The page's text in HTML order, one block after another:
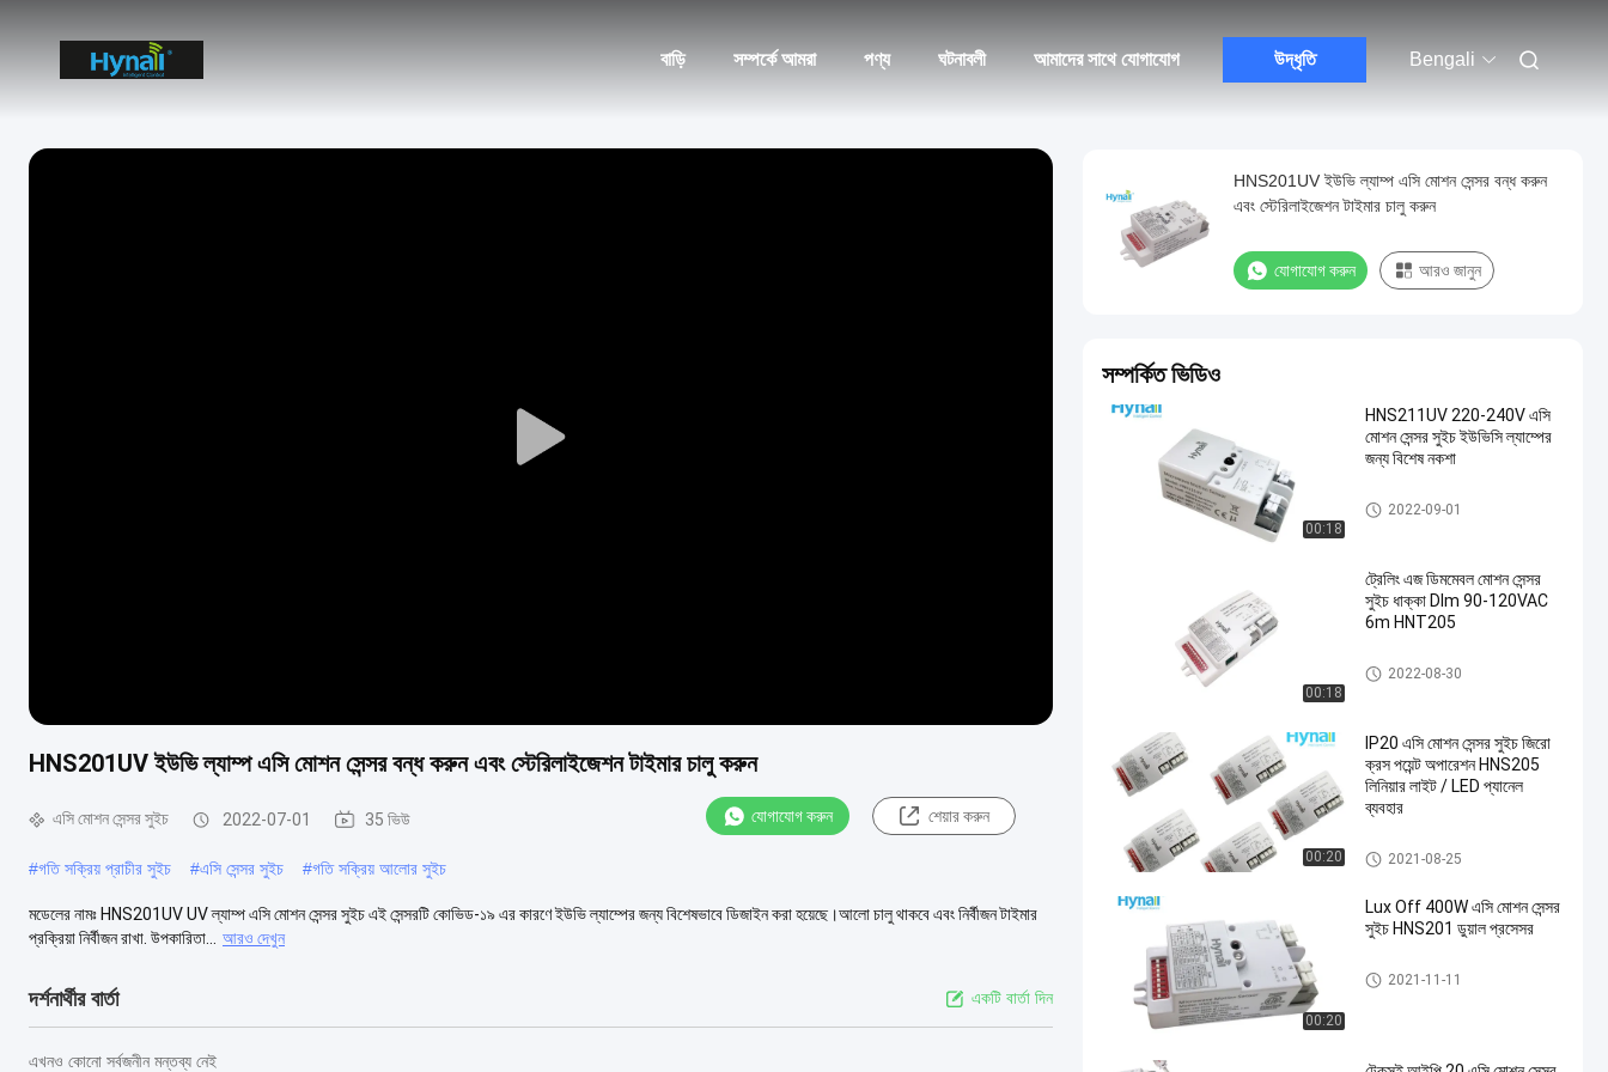
বাড়ি সম্পর্কে আমরা পণ্য ঘটনাবলী আমাদের সাথে যোগাযোগ উদ্ধৃতি Bengali
Play
HNS201UV ইউভি ল্যাম্প এসি মোশন সেন্সর বন্ধ করুন এবং স্টেরিলাইজেশন টাইমার চালু করুন
এসি মোশন সেন্সর সুইচ 2022-07-01 35 ভিউ যোগাযোগ করুন শেয়ার করুন
#গতি সক্রিয় প্রাচীর সুইচ #এসি সেন্সর সুইচ #গতি সক্রিয় আলোর সুইচ
মডেলের নামঃ HNS201UV UV ল্যাম্প এসি মোশন সেন্সর সুইচ এই সেন্সরটি কোভিড-১৯ এর কারণে ইউভি ল্যাম্পের জন্য বিশেষভাবে ডিজাইন করা হয়েছে।আলো চালু থাকবে এবং নির্বীজন টাইমার
প্রক্রিয়া নির্বীজন রাখা. উপকারিতা...
আরও দেখুন
দর্শনার্থীর বার্তা একটি বার্তা দিন
এখনও কোনো সর্বজনীন মন্তব্য নেই
HNS201UV ইউভি ল্যাম্প এসি মোশন সেন্সর বন্ধ করুন
এবং স্টেরিলাইজেশন টাইমার চালু করুন
যোগাযোগ করুন আরও জানুন
সম্পর্কিত ভিডিও
00:18
HNS211UV 220-240V এসি
মোশন সেন্সর সুইচ ইউভিসি ল্যাম্পের
জন্য বিশেষ নকশা
এসি মোশন সেন্সর সুইচ
2022-09-01
00:18
ট্রেলিং এজ ডিমমেবল মোশন সেন্সর
সুইচ ধাক্কা DIm 90-120VAC
6m HNT205
এসি মোশন সেন্সর সুইচ
2022-08-30
00:20
IP20 এসি মোশন সেন্সর সুইচ জিরো
ক্রস পয়েন্ট অপারেশন HNS205
লিনিয়ার লাইট / LED প্যানেল
ব্যবহার
এসি মোশন সেন্সর সুইচ
2021-08-25
00:20
Lux Off 400W এসি মোশন সেন্সর
সুইচ HNS201 ডুয়াল প্রসেসর
এসি মোশন সেন্সর সুইচ
2021-11-11